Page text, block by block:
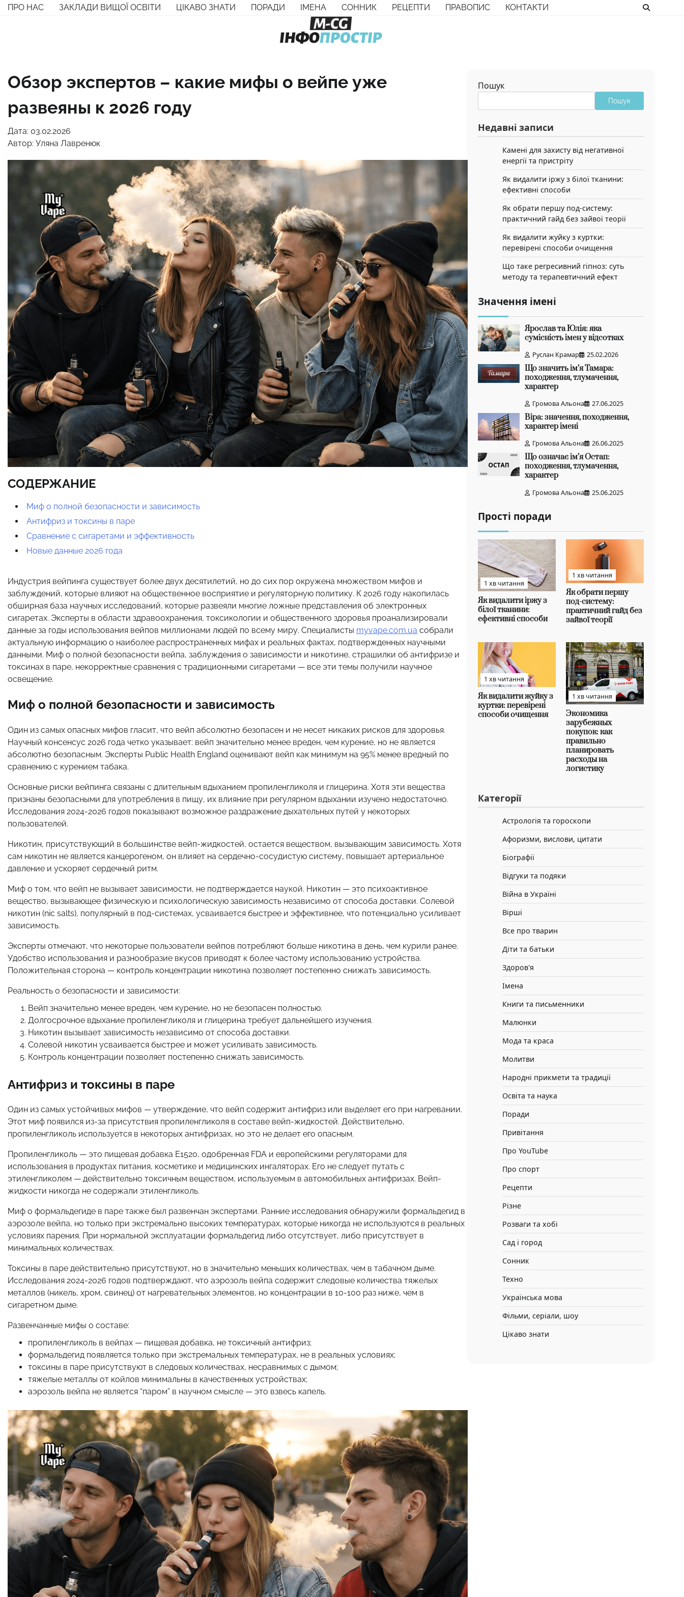
Перейти
ПРО НАС ЗАКЛАДИ ВИЩОЇ ОСВІТИ ЦІКАВО ЗНАТИ ПОРАДИ ІМЕНА СОННИК РЕЦЕПТИ ПРАВОПИС КОНТАКТИ
Обзор экспертов – какие мифы о вейпе уже
развеяны к 2026 году
Дата: 03.02.2026
Автор: Уляна Лавренюк
СОДЕРЖАНИЕ
Миф о полной безопасности и зависимость
Антифриз и токсины в паре
Сравнение с сигаретами и эффективность
Новые данные 2026 года
Индустрия вейпинга существует более двух десятилетий, но до сих пор окружена множеством мифов и
заблуждений, которые влияют на общественное восприятие и регуляторную политику. К 2026 году накопилась
обширная база научных исследований, которые развеяли многие ложные представления об электронных
сигаретах. Эксперты в области здравоохранения, токсикологии и общественного здоровья проанализировали
данные за годы использования вейпов миллионами людей по всему миру. Специалисты myvape.com.ua собрали
актуальную информацию о наиболее распространенных мифах и реальных фактах, подтвержденных научными
данными. Миф о полной безопасности вейпа, заблуждения о зависимости и никотине, страшилки об антифризе и
токсинах в паре, некорректные сравнения с традиционными сигаретами — все эти темы получили научное
освещение.
Миф о полной безопасности и зависимость
Один из самых опасных мифов гласит, что вейп абсолютно безопасен и не несет никаких рисков для здоровья.
Научный консенсус 2026 года четко указывает: вейп значительно менее вреден, чем курение, но не является
абсолютно безопасным. Эксперты Public Health England оценивают вейп как минимум на 95% менее вредный по
сравнению с курением табака.
Основные риски вейпинга связаны с длительным вдыханием пропиленгликоля и глицерина. Хотя эти вещества
признаны безопасными для употребления в пищу, их влияние при регулярном вдыхании изучено недостаточно.
Исследования 2024-2026 годов показывают возможное раздражение дыхательных путей у некоторых
пользователей.
Никотин, присутствующий в большинстве вейп-жидкостей, остается веществом, вызывающим зависимость. Хотя
сам никотин не является канцерогеном, он влияет на сердечно-сосудистую систему, повышает артериальное
давление и ускоряет сердечный ритм.
Миф о том, что вейп не вызывает зависимости, не подтверждается наукой. Никотин — это психоактивное
вещество, вызывающее физическую и психологическую зависимость независимо от способа доставки. Солевой
никотин (nic salts), популярный в под-системах, усваивается быстрее и эффективнее, что потенциально усиливает
зависимость.
Эксперты отмечают, что некоторые пользователи вейпов потребляют больше никотина в день, чем курили ранее.
Удобство использования и разнообразие вкусов приводят к более частому использованию устройства.
Положительная сторона — контроль концентрации никотина позволяет постепенно снижать зависимость.
Реальность о безопасности и зависимости:
Вейп значительно менее вреден, чем курение, но не безопасен полностью.
Долгосрочное вдыхание пропиленгликоля и глицерина требует дальнейшего изучения.
Никотин вызывает зависимость независимо от способа доставки.
Солевой никотин усваивается быстрее и может усиливать зависимость.
Контроль концентрации позволяет постепенно снижать зависимость.
Антифриз и токсины в паре
Один из самых устойчивых мифов — утверждение, что вейп содержит антифриз или выделяет его при нагревании.
Этот миф появился из-за присутствия пропиленгликоля в составе вейп-жидкостей. Действительно,
пропиленгликоль используется в некоторых антифризах, но это не делает его опасным.
Пропиленгликоль — это пищевая добавка E1520, одобренная FDA и европейскими регуляторами для
использования в продуктах питания, косметике и медицинских ингаляторах. Его не следует путать с
этиленгликолем — действительно токсичным веществом, используемым в автомобильных антифризах. Вейп-
жидкости никогда не содержали этиленгликоль.
Миф о формальдегиде в паре также был развенчан экспертами. Ранние исследования обнаружили формальдегид в
аэрозоле вейпа, но только при экстремально высоких температурах, которые никогда не используются в реальных
условиях парения. При нормальной эксплуатации формальдегид либо отсутствует, либо присутствует в
минимальных количествах.
Токсины в паре действительно присутствуют, но в значительно меньших количествах, чем в табачном дыме.
Исследования 2024-2026 годов подтверждают, что аэрозоль вейпа содержит следовые количества тяжелых
металлов (никель, хром, свинец) от нагревательных элементов, но концентрации в 10-100 раз ниже, чем в
сигаретном дыме.
Развенчанные мифы о составе:
пропиленгликоль в вейпах — пищевая добавка, не токсичный антифриз;
формальдегид появляется только при экстремальных температурах, не в реальных условиях;
токсины в паре присутствуют в следовых количествах, несравнимых с дымом;
тяжелые металлы от койлов минимальны в качественных устройствах;
аэрозоль вейпа не является “паром” в научном смысле — это взвесь капель.
Пошук
Пошук
Недавні записи
Камені для захисту від негативної
енергії та пристріту
Як видалити іржу з білої тканини:
ефективні способи
Як обрати першу под-систему:
практичний гайд без зайвої теорії
Як видалити жуйку з куртки:
перевірені способи очищення
Що таке регресивний гіпноз: суть
методу та терапевтичний ефект
Значення імені
Ярослав та Юлія: яка
сумісність імен у відсотках
Руслан Крамар 25.02.2026
Що значить ім’я Тамара:
походження, тлумачення,
характер
Громова Альона 27.06.2025
Віра: значення, походження,
характер імені
Громова Альона 26.06.2025
Що означає ім’я Остап:
походження, тлумачення,
характер
Громова Альона 25.06.2025
Прості поради
1 хв читання
Як видалити іржу з
білої тканини:
ефективні способи
1 хв читання
Як обрати першу
под-систему:
практичний гайд без
зайвої теорії
1 хв читання
Як видалити жуйку з
куртки: перевірені
способи очищення
1 хв читання
Экономика
зарубежных
покупок: как
правильно
планировать
расходы на
логистику
Категорії
Астрологія та гороскопи
Афоризми, вислови, цитати
Біографії
Відгуки та подяки
Війна в Україні
Вірші
Все про тварин
Діти та батьки
Здоров'я
Імена
Книги та письменники
Малюнки
Мода та краса
Молитви
Народні прикмети та традиції
Освіта та наука
Поради
Привітання
Про YouTube
Про спорт
Рецепти
Різне
Розваги та хобі
Сад і город
Сонник
Техно
Українська мова
Фільми, серіали, шоу
Цікаво знати